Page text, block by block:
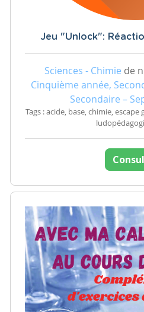
Jeu "Unlock":
Sciences - Chimie de
Cinquième année,
Secondaire –
Tags : acide, base, chimie,